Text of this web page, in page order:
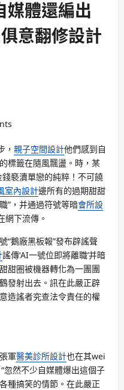
媒體還編出
意翻修設計
， 親子空間設計他們感到自
標籤在隨風飄盪。時，某
褻瀆單戀的純粹！不可饒
室內設計邊所有的過期甜甜
”，并通過符號等暗會所設
網下流傳。
“鵝廠黑板報”發布辟謠聲
謠傳‘AI一號位即將離職’并暗
甜圈被機器轉化為一團團
發射出去。訊在此嚴正辟
造謠者究查法令責任的權
軍醫美診所設計也在其wei
忽然不少自媒體爆出這個子
種搞笑的情節。在此嚴正